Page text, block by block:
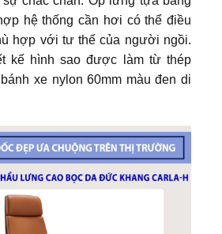
hệ thống cần hơi có thể điều
hợp với tư thế của người ngồi.
kế hình sao được làm từ thép
xe nylon 60mm màu đen di